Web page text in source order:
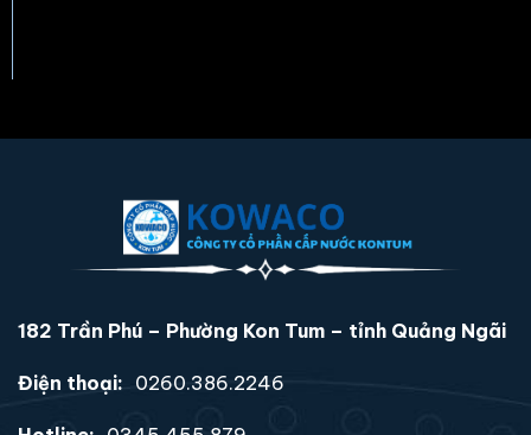
182 Trần Phú – Phường Kon Tum – tỉnh Quảng Ngãi
Điện thoại: 0260.386.2246